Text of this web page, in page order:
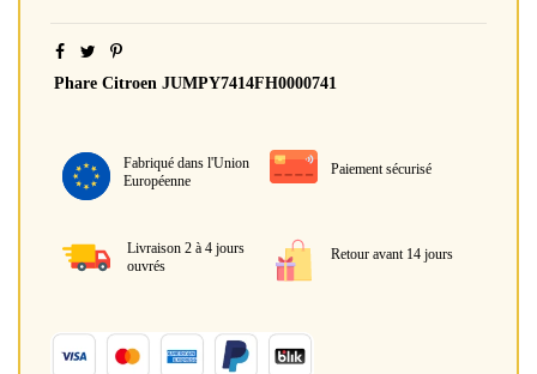
Phare Citroen JUMPY7414FH0000741
Fabriqué dans l'Union
Européenne
Paiement sécurisé
Livraison 2 à 4 jours
ouvrés
Retour avant 14 jours